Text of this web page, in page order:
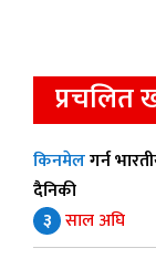
प्रचलित
किनमेलगर्न
दैनिकी
३ साल अघि